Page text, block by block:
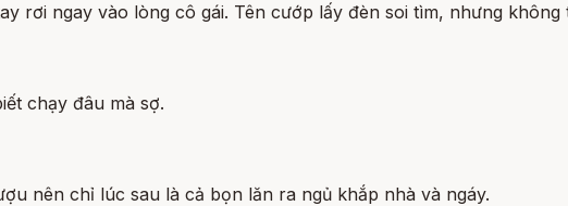
rơi ngay vào lòng cô gái. Tên cướp lấy đèn soi tìm, nhưng không
chạy đâu mà sợ.
nên chỉ lúc sau là cả bọn lăn ra ngủ khắp nhà và ngáy.